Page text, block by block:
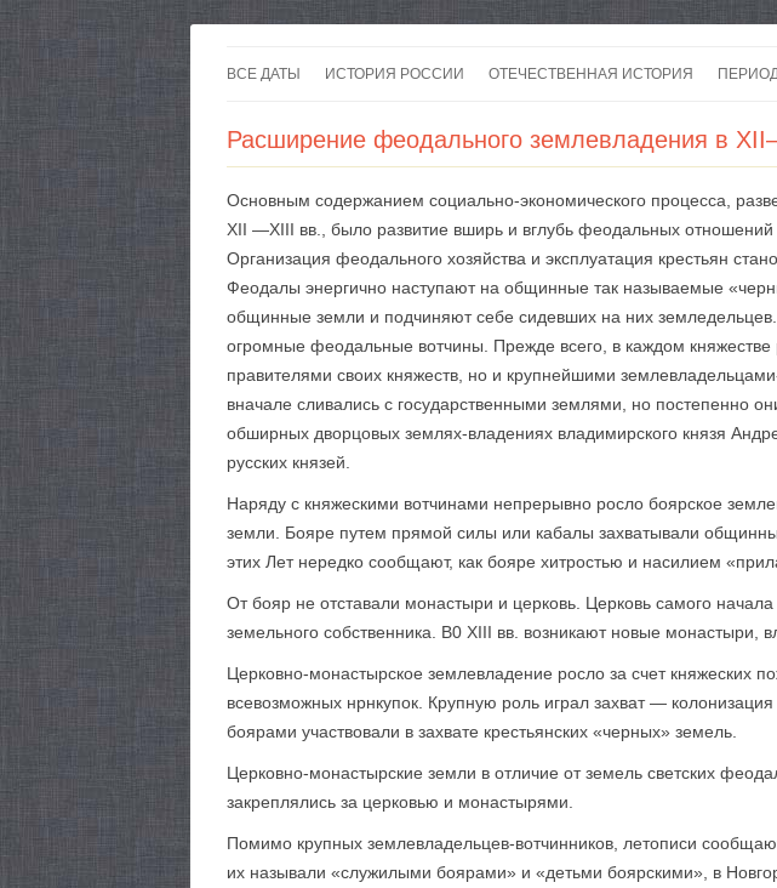
ВСЕ ДАТЫ ИСТОРИЯ РОССИИ ОТЕЧЕСТВЕННАЯ ИСТОРИЯ
Расширение феодального землевладения в
Основным содержанием социально-экономического про­цесса,
XII —XIII вв., было развитие вширь и вглубь феодальных
Организация феодального хозяйства и эксплуатация крестьян
Феодалы энергично наступают на общинные так называемые
общинные земли и подчиняют себе сидевших на них
огромные феодальные вотчины. Прежде всего, в каждом
правителями своих княжеств, но и крупнейшими
вначале сливались с государственными землями, но постепенно
обширных дворцовых землях-владениях владимирского князя
русских князей.
Наряду с княжескими вотчинами непрерывно росло боярское
земли. Бояре путем прямой силы или кабалы захватывали
этих Лет нередко сообщают, как бояре хитростью и насилием
От бояр не отставали монастыри и церковь. Церковь самого
земельного собственника. В0 XIII вв. возникают новые
Церковно-монастырское землевладение росло за счет княжеских
всевозможных нрнкупок. Крупную роль играл захват —
боярами участвовали в захвате крестьянских «черных» земель.
Церковно-монастырские земли в отличие от земель светских
закреплялись за церковью и монастырями.
Помимо крупных землевладельцев-вотчинников, летописи
их называли «служилыми боярами» и «детьми боярскими», в